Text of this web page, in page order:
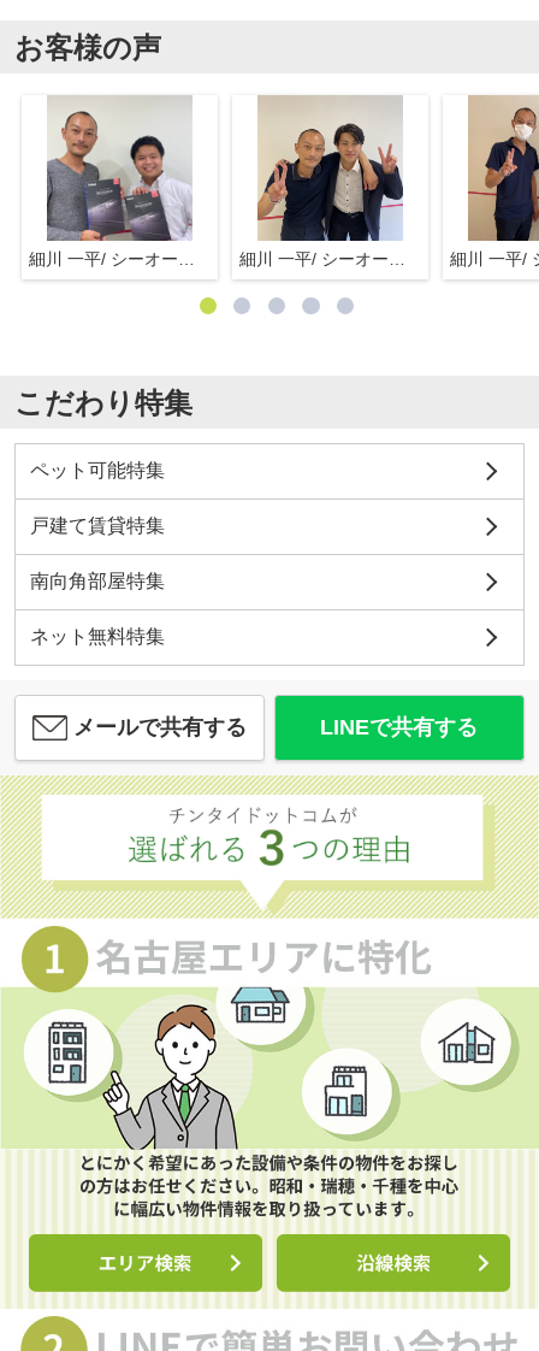
お客様の声
こだわり特集
ペット可能特集
戸建て賃貸特集
南向角部屋特集
ネット無料特集
メールで共有する LINEで共有する